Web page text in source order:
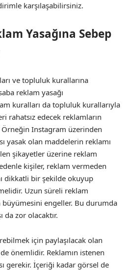
karşılaşabilirsiniz.
Yasağına Sebep
ve topluluk kurallarına
reklam yasağı
kuralları da topluluk kurallarıyla
rahatsız edecek reklamların
Örneğin Instagram üzerinden
yasak olan maddelerin reklamı
şikayetler üzerine reklam
kişiler, reklam vermeden
dikkatli bir şekilde okuyup
Uzun süreli reklam
büyümesini engeller. Bu durumda
da zor olacaktır.
için paylaşılacak olan
önemlidir. Reklamın istenen
gerekir. İçeriği kadar görsel de